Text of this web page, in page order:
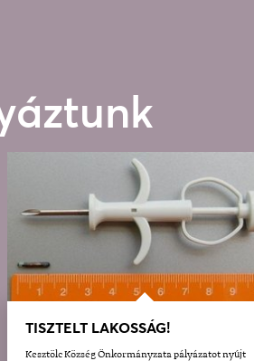
TISZTELT LAKOSSÁG!
Kesztölc Község Önkormányzata pályázatot nyújt